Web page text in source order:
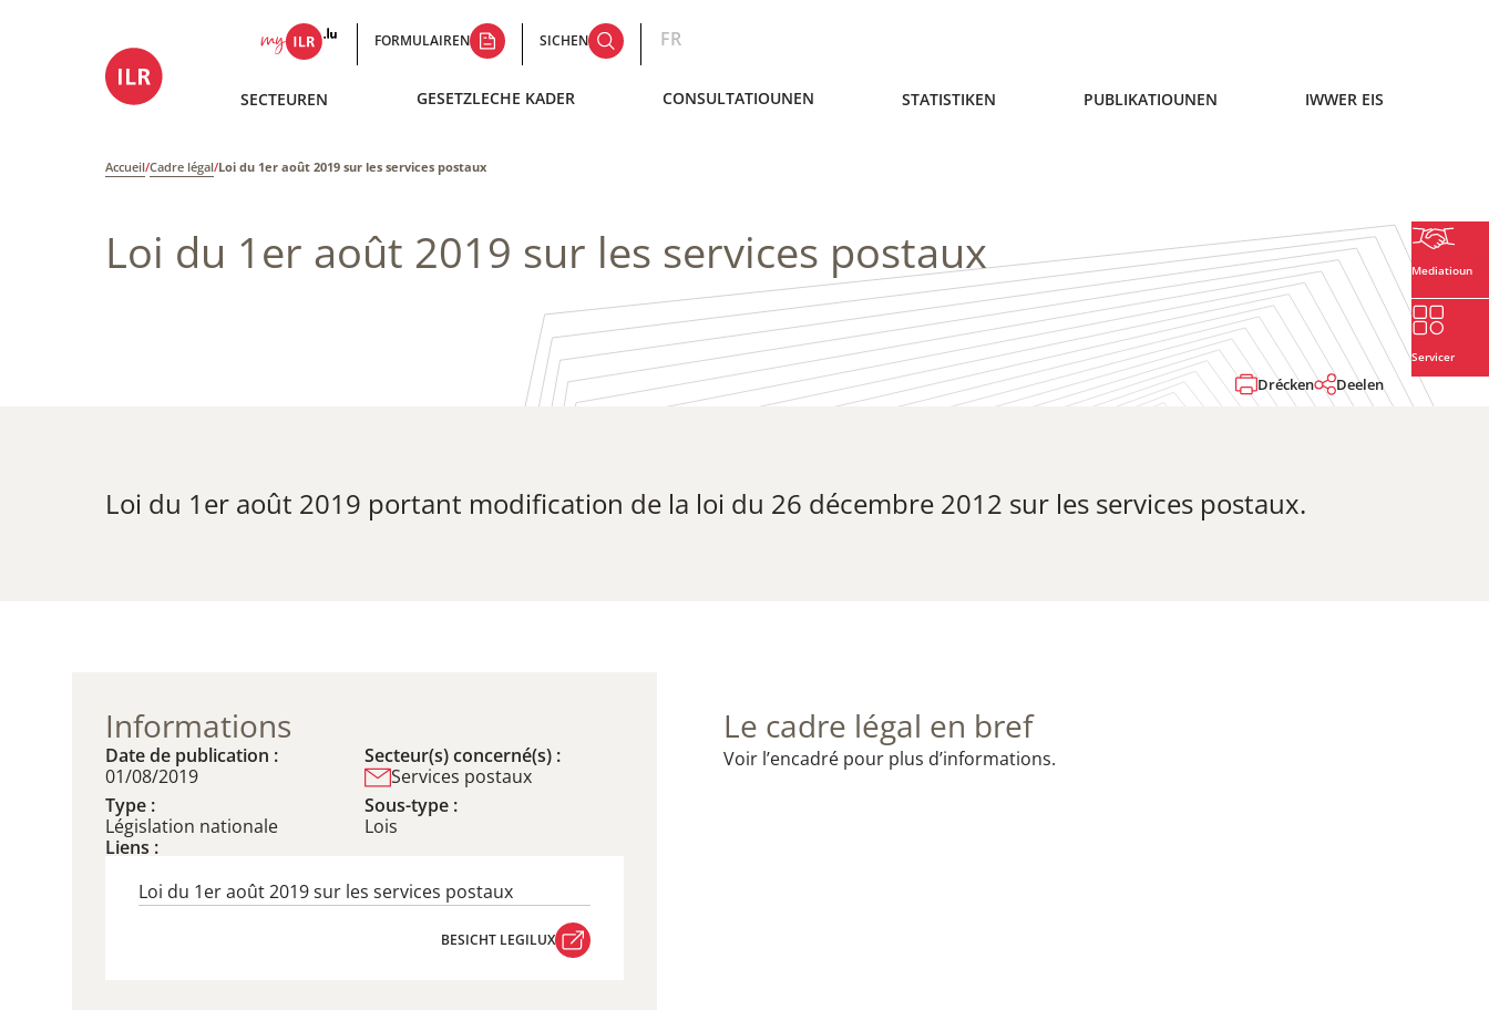
FORMULAIREN SICHEN FR
SECTEUREN GESETZLECHE KADER CONSULTATIOUNEN STATISTIKEN PUBLIKATIOUNEN IWWER EIS
Accueil/Cadre légal/Loi du 1er août 2019 sur les services postaux
Mediatioun
Servicer
Loi du 1er août 2019 sur les services postaux
Drécken Deelen
Loi du 1er août 2019 portant modification de la loi du 26 décembre 2012 sur les services postaux.
Informations
Date de publication :
01/08/2019
Secteur(s) concerné(s) :
Services postaux
Type :
Législation nationale
Sous-type :
Lois
Liens :
Loi du 1er août 2019 sur les services postaux
BESICHT LEGILUX
Le cadre légal en bref
Voir l’encadré pour plus d’informations.